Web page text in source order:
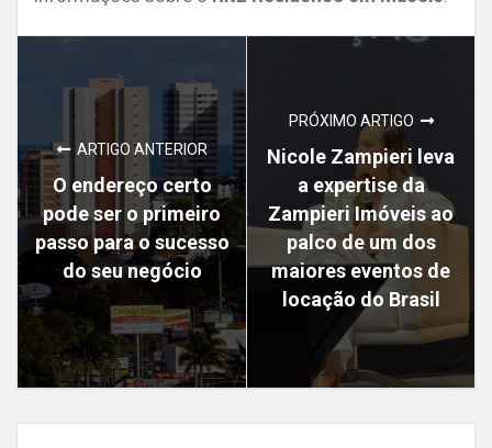
ARTIGO ANTERIOR
O endereço certo
pode ser o primeiro
passo para o sucesso
do seu negócio
PRÓXIMO ARTIGO
Nicole Zampieri leva
a expertise da
Zampieri Imóveis ao
palco de um dos
maiores eventos de
locação do Brasil